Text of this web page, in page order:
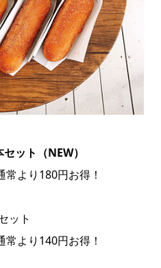
ット（NEW）
より180円お得！
ット
より140円お得！